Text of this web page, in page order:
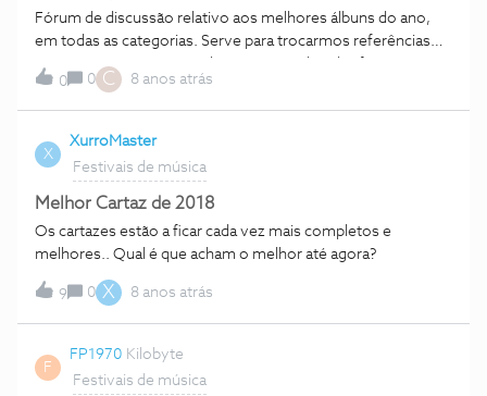
Fórum de discussão relativo aos melhores álbuns do ano,
em todas as categorias. Serve para trocarmos referências
musicais, e opinarmos sobre as nossas bandas favoritas.
0
0 C 8 anos atrás
X
XurroMaster
Festivais de música
Melhor Cartaz de 2018
Os cartazes estão a ficar cada vez mais completos e
melhores.. Qual é que acham o melhor até agora?
9 0 X 8 anos atrás
F
FP1970 Kilobyte
Festivais de música